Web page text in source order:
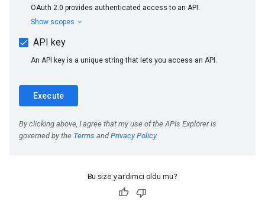
Bu size yardımcı oldu mu?